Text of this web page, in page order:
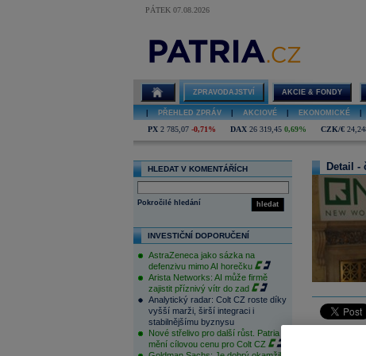
PÁTEK 07.08.2026
ZPRAVODAJSTVÍ AKCIE & FONDY
PŘEHLED ZPRÁV AKCIOVÉ EKONOMICKÉ
PX 2 785,07 -0,71% DAX 26 319,45 0,69% CZK/€
HLEDAT V KOMENTÁŘÍCH
hledat
Pokročilé hledání
INVESTIČNÍ DOPORUČENÍ
AstraZeneca jako sázka na
defenzivu mimo AI horečku
Arista Networks: AI může firmě
zajistit příznivý vítr do zad
Analytický radar: Colt CZ roste díky
vyšší marži, širší integraci i
stabilnějšímu byznysu
Nové střelivo pro další růst. Patria
mění cílovou cenu pro Colt CZ
Detail -